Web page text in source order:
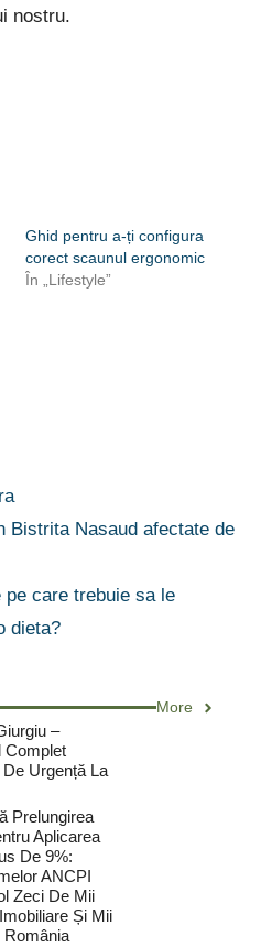
nostru.
Ghid pentru a-ți configura
corect scaunul ergonomic
În „Lifestyle”
Bistrita Nasaud afectate de
pe care trebuie sa le
dieta?
More
–
Complet
Urgență La
Prelungirea
Aplicarea
De 9%:
ANCPI
Zeci De Mii
Și Mii
România